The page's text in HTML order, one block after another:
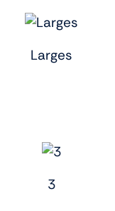
Larges
3